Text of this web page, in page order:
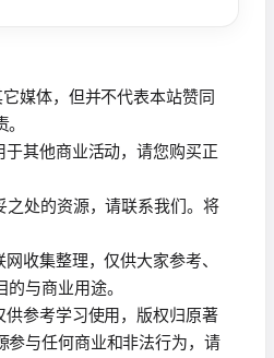
媒体，但并不代表本站赞同
其他商业活动，请您购买正
之处的资源，请联系我们。将
收集整理，仅供大家参考、
与商业用途。
参考学习使用，版权归原著
参与任何商业和非法行为，请